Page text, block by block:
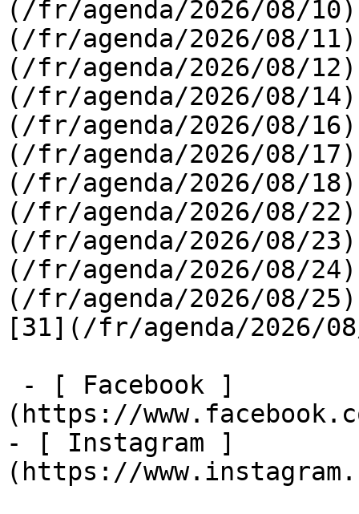
(/fr/agenda/2026/08/
(/fr/agenda/2026/08/
(/fr/agenda/2026/08/
(/fr/agenda/2026/08/
(/fr/agenda/2026/08/
(/fr/agenda/2026/08/
(/fr/agenda/2026/08/
(/fr/agenda/2026/08/
(/fr/agenda/2026/08/
(/fr/agenda/2026/08/
(/fr/agenda/2026/08/
[31](/fr/agenda/
(https://
- [ Instagram ]
(https://